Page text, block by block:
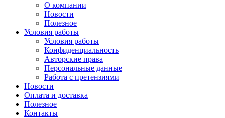
О компании
Новости
Полезное
Условия работы
Условия работы
Конфиденциальность
Авторские права
Персональные данные
Работа с претензиями
Новости
Оплата и доставка
Полезное
Контакты